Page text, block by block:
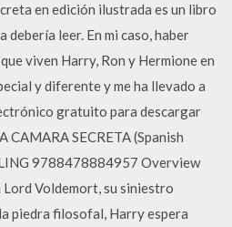
en edición ilustrada es un libro
debería leer. En mi caso, haber
viven Harry, Ron y Hermione en
y diferente y me ha llevado a
gratuito para descargar
CAMARA SECRETA (Spanish
9788478884957 Overview
Lord Voldemort, su siniestro
piedra filosofal, Harry espera